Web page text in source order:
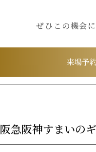
ぜひこの機会
来場予
阪急阪神すまいの